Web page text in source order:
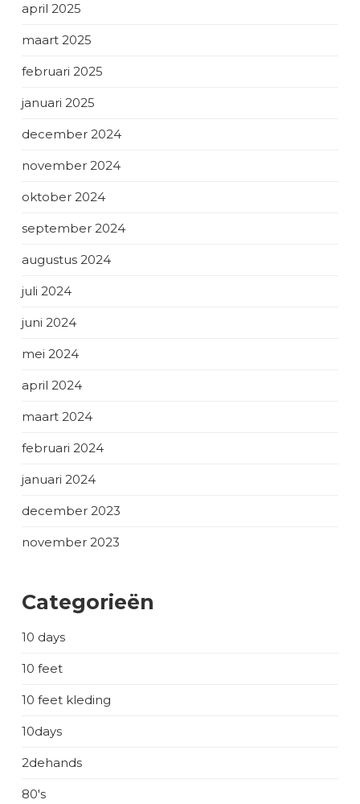
april 2025
maart 2025
februari 2025
januari 2025
december 2024
november 2024
oktober 2024
september 2024
augustus 2024
juli 2024
juni 2024
mei 2024
april 2024
maart 2024
februari 2024
januari 2024
december 2023
november 2023
Categorieën
10 days
10 feet
10 feet kleding
10days
2dehands
80's